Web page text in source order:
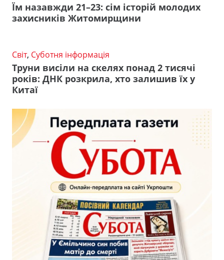
Їм назавжди 21–23: сім історій молодих
захисників Житомирщини
Світ, Суботня інформація
Труни висіли на скелях понад 2 тисячі
років: ДНК розкрила, хто залишив їх у
Китаї